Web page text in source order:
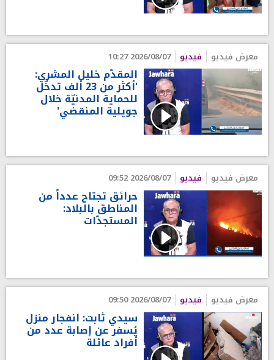
معرض فيديو فيديو 2026/08/07 10:27
المقدّم خليل المشري:
'أكثر من 23 ألف تدخّل
للحماية المدنيّة خلال
جويلية المنقضي'
معرض فيديو فيديو 2026/08/07 09:52
حرائق تجتاح عدداً من
المناطق بالبلاد:
المستجدّات
معرض فيديو فيديو 2026/08/07 09:50
سيدي ثابت: انفجار منزل
يُسفر عن إصابة عدد من
أفراد عائلة